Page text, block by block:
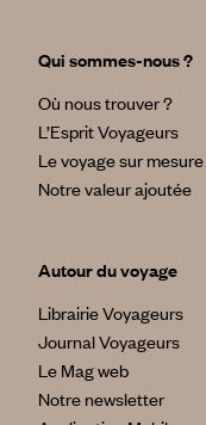
Qui sommes-nous ?
Où nous trouver ?
L’Esprit Voyageurs
Le voyage sur mesure
Notre valeur ajoutée
Autour du voyage
Librairie Voyageurs
Journal Voyageurs
Le Mag web
Notre newsletter